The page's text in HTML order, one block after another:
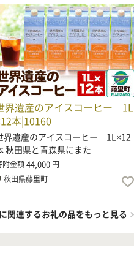
界遺産のアイスコーヒー 1L
本|10160
界遺産のアイスコーヒー 1L×12
秋田県と青森県にまた…
附金額44,000 円
秋田県藤里町
関連するお礼の品をもっと見る